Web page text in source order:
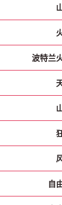
波特兰
自